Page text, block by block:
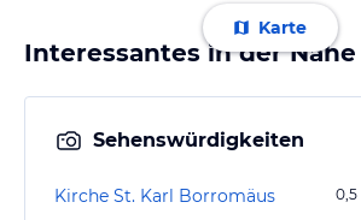
Karte
Interessantes in der Nähe
Sehenswürdigkeiten
Kirche St. Karl Borromäus 0,5